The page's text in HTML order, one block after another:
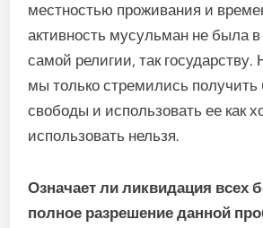
местностью проживания и
активность мусульман не была
самой религии, так государству.
мы только стремились
свободы и использовать ее как
использовать нельзя.
Означает ли ликвидация всех
полное разрешение данной